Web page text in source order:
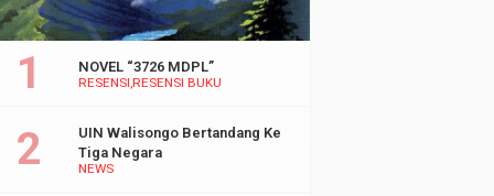
RESENSI RESENSI BUKU
NOVEL “3726 MDPL”
NEWS
UIN Walisongo Bertandang Ke
Tiga Negara